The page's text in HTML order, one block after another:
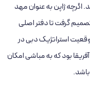
اگرچه ژاپن به عنوان مهد
گرفت تا دفتر اصلی
استراتژیک دبی در
آفریقا بود که به مباشی امکان